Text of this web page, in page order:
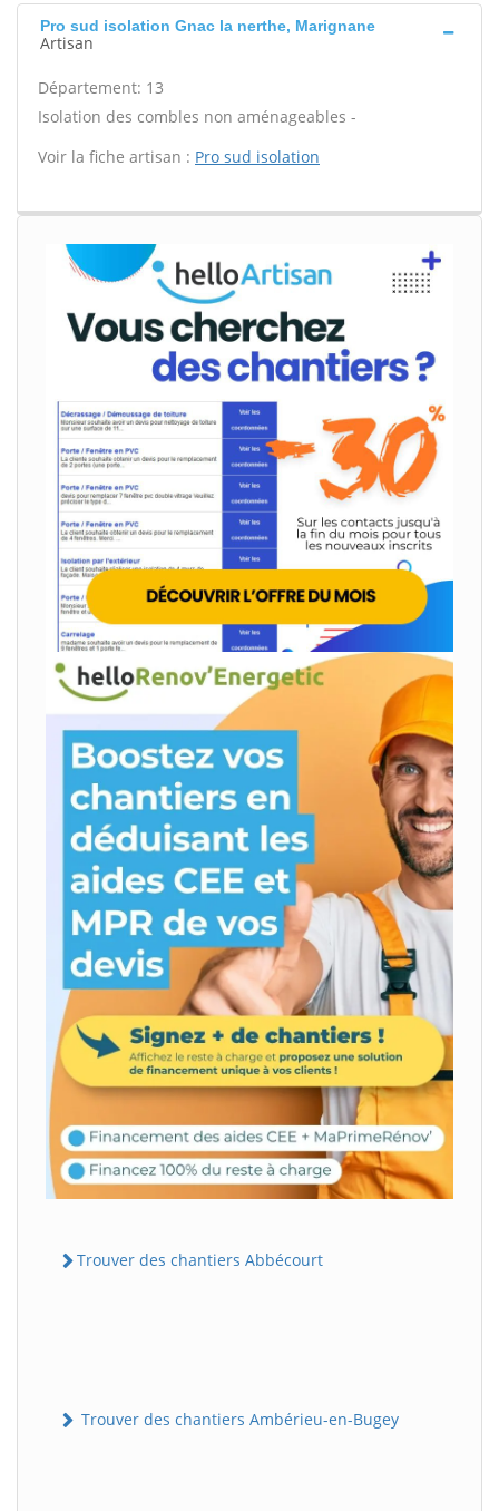
Pro sud isolation Gnac la nerthe, Marignane
Artisan
Département: 13
Isolation des combles non aménageables -
Voir la fiche artisan : Pro sud isolation
Trouver des chantiers Abbécourt
Trouver des chantiers Ambérieu-en-Bugey